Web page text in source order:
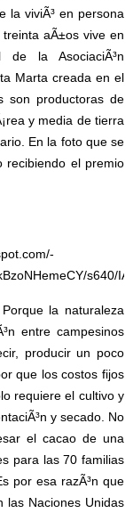
la viviÃ³ en persona
aÃ±os vive en
la AsociaciÃ³n
Marta creada en el
son productoras de
y media de tierra
En la foto que se
recibiendo el premio
s640/
la naturaleza
entre campesinos
producir un poco
que los costos fijos
requiere el cultivo y
y secado. No
el cacao de una
para las 70 familias
por esa razÃ³n que
las Naciones Unidas